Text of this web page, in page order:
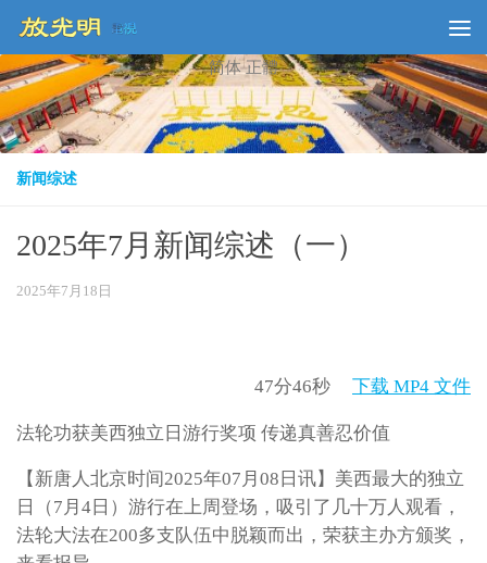
Skip to content
简体 正體
新闻综述
2025年7月新闻综述（一）
2025年7月18日
47分46秒 下载 MP4 文件
法轮功获美西独立日游行奖项 传递真善忍价值
【新唐人北京时间2025年07月08日讯】美西最大的独立
日（7月4日）游行在上周登场，吸引了几十万人观看，
法轮大法在200多支队伍中脱颖而出，荣获主办方颁奖，